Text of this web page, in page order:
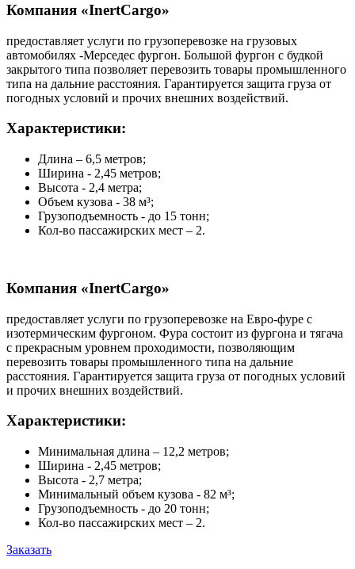
Компания «InertCargo»
предоставляет услуги по грузоперевозке на грузовых
автомобилях -Мерседес фургон. Большой фургон с будкой
закрытого типа позволяет перевозить товары промышленного
типа на дальние расстояния. Гарантируется защита груза от
погодных условий и прочих внешних воздействий.
Характеристики:
Длина – 6,5 метров;
Ширина - 2,45 метров;
Высота - 2,4 метра;
Объем кузова - 38 м³;
Грузоподъемность - до 15 тонн;
Кол-во пассажирских мест – 2.
Компания «InertCargo»
предоставляет услуги по грузоперевозке на Евро-фуре с
изотермическим фургоном. Фура состоит из фургона и тягача
с прекрасным уровнем проходимости, позволяющим
перевозить товары промышленного типа на дальние
расстояния. Гарантируется защита груза от погодных условий
и прочих внешних воздействий.
Характеристики:
Минимальная длина – 12,2 метров;
Ширина - 2,45 метров;
Высота - 2,7 метра;
Минимальный объем кузова - 82 м³;
Грузоподъемность - до 20 тонн;
Кол-во пассажирских мест – 2.
Заказать